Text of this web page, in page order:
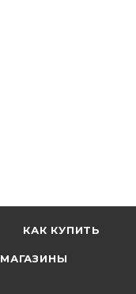
КАК КУПИТЬ
МАГАЗИНЫ